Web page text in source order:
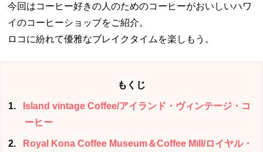
今回はコーヒー好きの人のためのコーヒーがおいしいハワ
イのコーヒーショップをご紹介。
ロコに紛れて優雅なブレイクタイムを楽しもう。
もくじ
1
Island vintage Coffee/アイランド・ヴィンテージ・コ
ーヒー
2
Royal Kona Coffee Museum＆Coffee Mill/ロイヤル・